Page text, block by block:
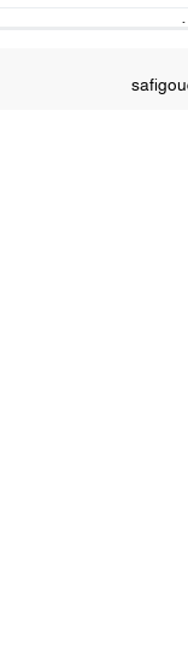
نعيش مرحلة يجب أن